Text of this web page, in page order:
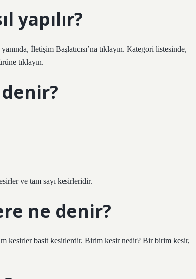
yapılır?
İletişim Başlatıcısı’na tıklayın. Kategori listesinde,
tıklayın.
ve tam sayı kesirleridir.
ne denir?
kesirler basit kesirlerdir. Birim kesir nedir? Bir birim kesir,